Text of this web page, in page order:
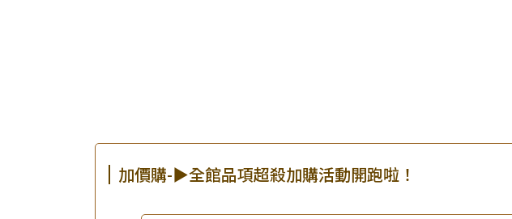
加價購-▶全館品項超殺加購活動開跑啦！